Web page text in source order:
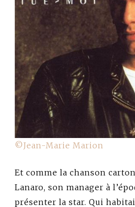
©Jean-Marie Marion
Et comme la chanson
Lanaro, son manager à
présenter la star. Qui